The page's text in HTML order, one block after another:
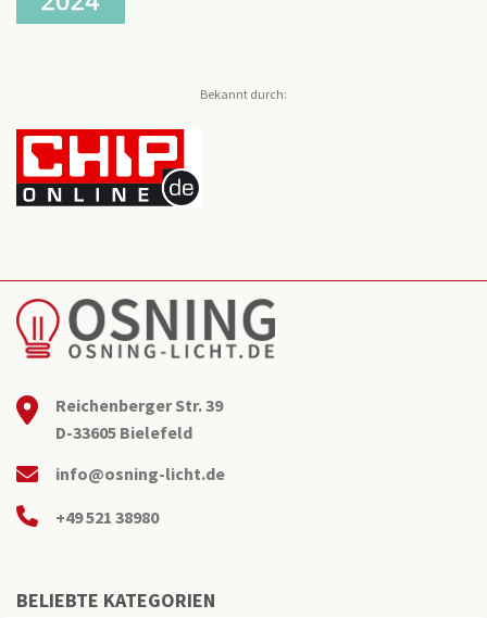
Bekannt durch:
Reichenberger Str. 39
D-33605 Bielefeld
info@osning-licht.de
+49 521 38980
BELIEBTE KATEGORIEN